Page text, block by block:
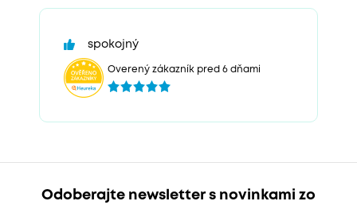
spokojný
Overený zákazník pred 6 dňami
Odoberajte newsletter s novinkami zo